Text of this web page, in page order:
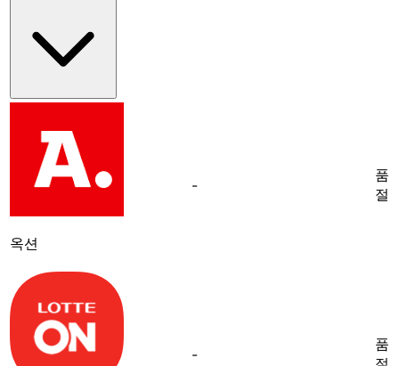
옥션
-
품
절
-
품